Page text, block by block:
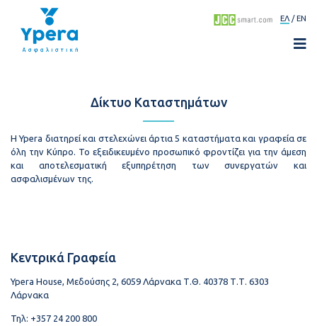
ΕΛ EN
Δίκτυο Καταστημάτων
Η Ypera διατηρεί και στελεχώνει άρτια 5 καταστήματα και γραφεία σε
όλη την Κύπρο. Το εξειδικευμένο προσωπικό φροντίζει για την άμεση
και αποτελεσματική εξυπηρέτηση των συνεργατών και
ασφαλισμένων της.
Κεντρικά Γραφεία
Ypera House, Μεδούσης 2, 6059 Λάρνακα Τ.Θ. 40378 Τ.Τ. 6303
Λάρνακα
Τηλ: +357 24 200 800